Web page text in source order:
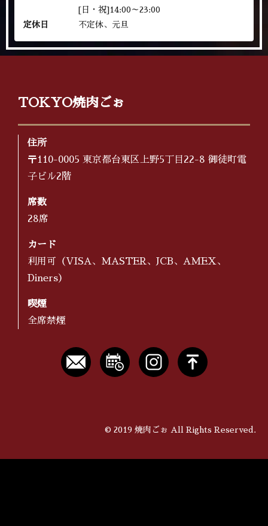
[日・祝]14:00～23:00
定休日
不定休、元旦
TOKYO焼肉ごぉ
住所
〒110-0005 東京都台東区上野5丁目22-8 御徒町電
子ビル2階
席数
28席
カード
利用可（VISA、MASTER、JCB、AMEX、
Diners）
喫煙
全席禁煙
© 2019 焼肉ごぉ All Rights Reserved.